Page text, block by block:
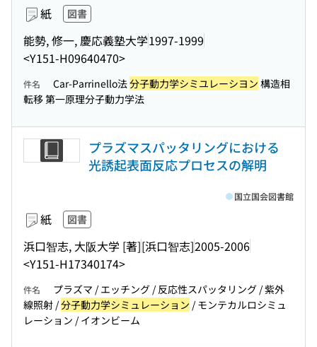
紙 図書
能勢, 修一, 慶応義塾大学1997-1999
<Y151-H09640470>
件名 Car-Parrinello法分子動力学シミユレーシヨン 構造相
転移 第一原理分子動力学法
プラズマスパッタリングにおける
光誘起表面反応プロセスの解明
紙 図書
浜口智志, 大阪大学 [著][浜口智志]2005-2006
<Y151-H17340174>
国立国会図書館
件名
プラズマ / エッチング / 反応性スパッタリング / 紫外
線照射 /分子動力学シミュレーション / モンテカルロシミュ
レーション / イオンビーム